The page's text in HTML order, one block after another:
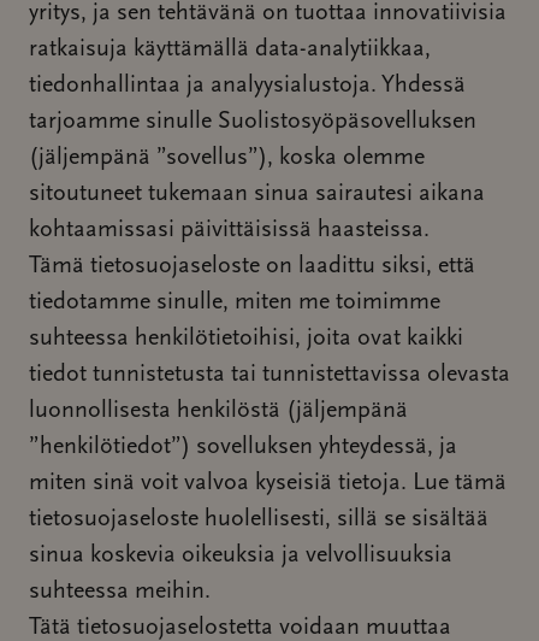
yritys, ja sen tehtävänä on tuottaa innovatiivisia
ratkaisuja käyttämällä data-analytiikkaa,
tiedonhallintaa ja analyysialustoja. Yhdessä
tarjoamme sinulle Suolistosyöpäsovelluksen
(jäljempänä ”sovellus”), koska olemme
sitoutuneet tukemaan sinua sairautesi aikana
kohtaamissasi päivittäisissä haasteissa.
Tämä tietosuojaseloste on laadittu siksi, että
tiedotamme sinulle, miten me toimimme
suhteessa henkilötietoihisi, joita ovat kaikki
tiedot tunnistetusta tai tunnistettavissa olevasta
luonnollisesta henkilöstä (jäljempänä
”henkilötiedot”) sovelluksen yhteydessä, ja
miten sinä voit valvoa kyseisiä tietoja. Lue tämä
tietosuojaseloste huolellisesti, sillä se sisältää
sinua koskevia oikeuksia ja velvollisuuksia
suhteessa meihin.
Tätä tietosuojaselostetta voidaan muuttaa